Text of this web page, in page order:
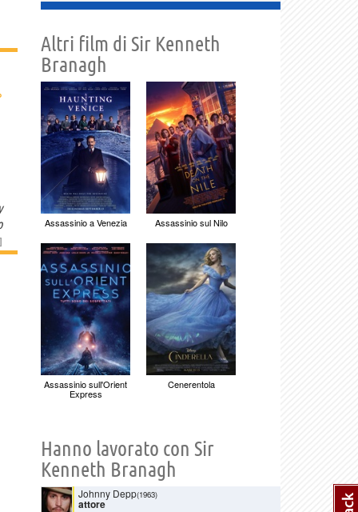
]
Altri film di Sir Kenneth
Branagh
Assassinio a Venezia Assassinio sul Nilo
Assassinio sull'Orient
Express
Cenerentola
Hanno lavorato con Sir
Kenneth Branagh
Johnny Depp(1963)
attore